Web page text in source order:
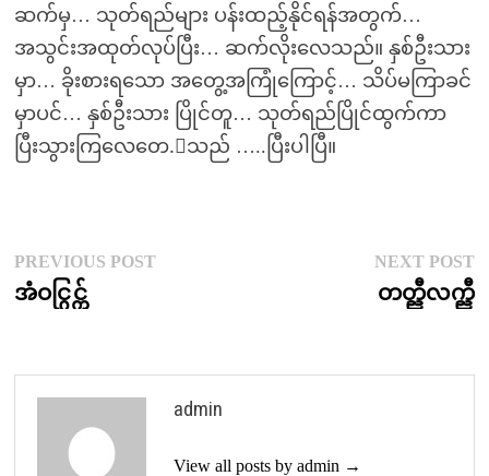
ဆက်မှ… သုတ်ရည်များ ပန်းထည့်နိုင်ရန်အတွက်…
အသွင်းအထုတ်လုပ်ပြီး… ဆက်လိုးလေသည်။ နှစ်ဦးသား
မှာ… ခိုးစားရသော အတွေ့အကြုံကြောင့်… သိပ်မကြာခင်
မှာပင်… နှစ်ဦးသား ပြိုင်တူ… သုတ်ရည်ပြိုင်ထွက်ကာ
ပြီးသွားကြလေတေ.့သည် …..ပြီးပါပြီ။
Post
navigation
PREVIOUS POSTPrevious
အံဝင္ဂြင္က်
NEXT POST
တတ္ညီလက္ညီ
admin
View all posts by admin →